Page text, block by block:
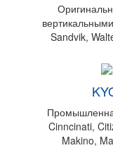
Sandvik,
Cinncinati,
Makino,